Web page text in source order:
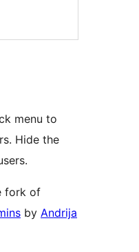
menu to
Hide the
fork of
by Andrija